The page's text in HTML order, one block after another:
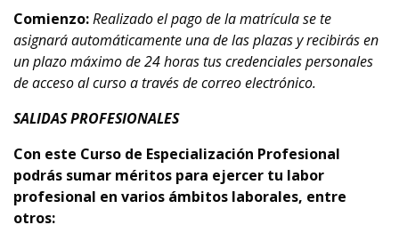
Comienzo:Realizado el pago de la matrícula se te
asignará automáticamente una de las plazas y recibirás en
un plazo máximo de 24 horas tus credenciales personales
de acceso al curso a través de correo electrónico.
SALIDAS PROFESIONALES
Con este Curso de Especialización Profesional
podrás sumar méritos para ejercer tu labor
profesional en varios ámbitos laborales, entre
otros: